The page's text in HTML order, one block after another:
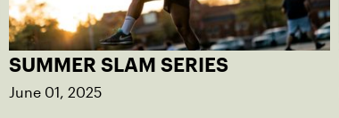
SUMMER SLAM SERIES
June 01, 2025